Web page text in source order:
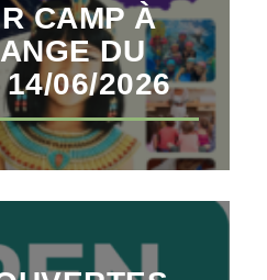
CAMP À
DU
06/2026